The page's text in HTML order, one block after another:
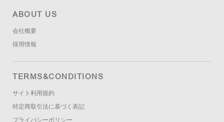
ABOUT US
会社概要
採用情報
TERMS&CONDITIONS
サイト利用規約
特定商取引法に基づく表記
プライバシーポリシー